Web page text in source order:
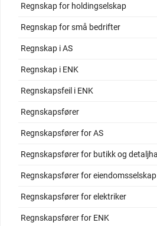
Regnskap for holdingselskap
Regnskap for små bedrifter
Regnskap i AS
Regnskap i ENK
Regnskapsfeil i ENK
Regnskapsfører
Regnskapsfører for AS
Regnskapsfører for butikk og
Regnskapsfører for
Regnskapsfører for elektriker
Regnskapsfører for ENK